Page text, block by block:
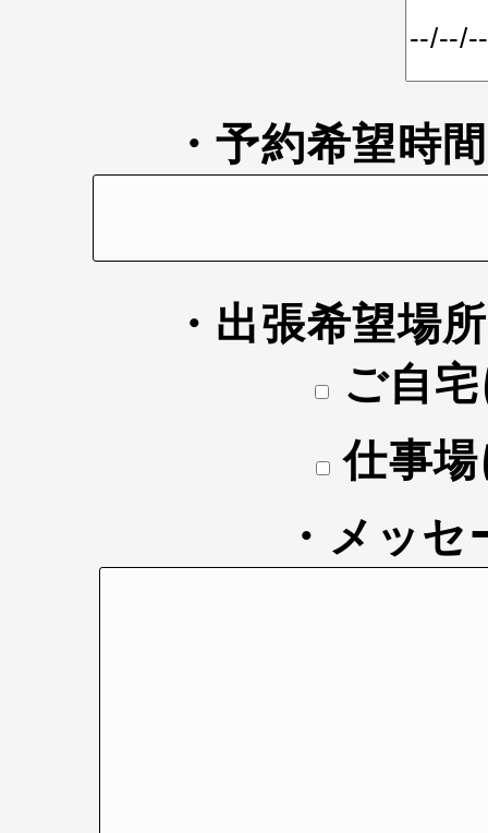
・予約希望
・出張希望場
ご自
仕事
・メッ